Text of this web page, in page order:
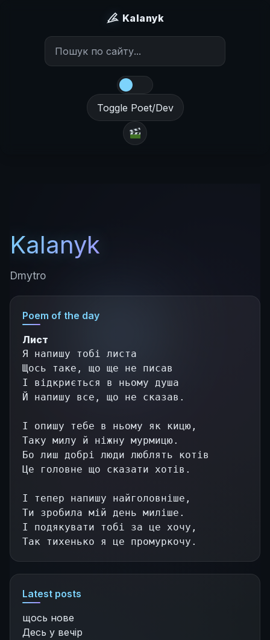
Kalanyk
Toggle Poet/Dev
Kalanyk
Dmytro
Poem of the day
Лист
Я напишу тобі листа
Щось таке, що ще не писав
І відкриється в ньому душа
Й напишу все, що не сказав.
І опишу тебе в ньому як кицю,
Таку милу й ніжну мурмицю.
Бо лиш добрі люди люблять котів
Це головне що сказати хотів.
І тепер напишу найголовніше,
Ти зробила мій день миліше.
І подякувати тобі за це хочу,
Так тихенько я це промуркочу.
Latest posts
щось нове
Десь у вечір